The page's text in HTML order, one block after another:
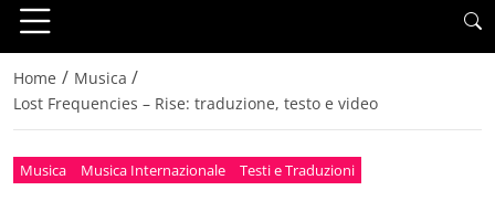
Home / Musica /
Lost Frequencies – Rise: traduzione, testo e video
Musica Musica Internazionale Testi e Traduzioni